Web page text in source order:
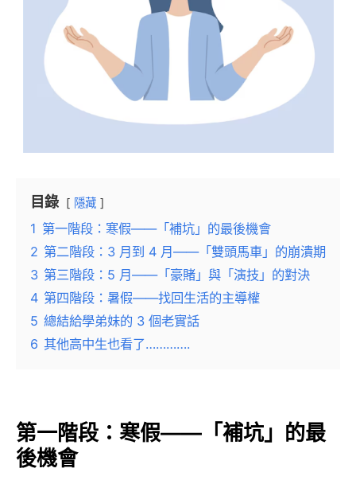
目錄 隱藏
1 第一階段：寒假——「補坑」的最後機會
2 第二階段：3 月到 4 月——「雙頭馬車」的崩潰期
3 第三階段：5 月——「豪賭」與「演技」的對決
4 第四階段：暑假——找回生活的主導權
5 總結給學弟妹的 3 個老實話
6 其他高中生也看了………….
第一階段：寒假——「補坑」的最
後機會